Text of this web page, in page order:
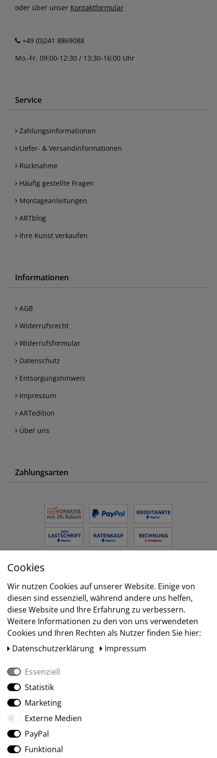
oder über unser Kontaktformular
+49 (0)241 8869088
Mo.-Fr. 09:00-12:30 / 13:30-16:00 Uhr
Service
Zahlungsinformationen
Liefer- & Versandinformationen
Rücknahme
Häufig gestellte Fragen
Montageanleitungen
ARTblog
Ihre Kunst verkaufen
Informationen
AGB
Widerrufsrecht
Widerrufsformular
Datenschutz
Entsorgungshinweis
Impressum
ARTedition
Über uns
Zahlungsarten
Versand
Social Media
Cookies
Wir nutzen Cookies auf unserer Website. Einige von
diesen sind essenziell, während andere uns helfen,
diese Website und Ihre Erfahrung zu verbessern.
Weitere Informationen zu den von uns verwendeten
Cookies und Ihren Rechten als Nutzer finden Sie hier:
Daten­schutz­erklärung
Impressum
Essenziell
Statistik
Marketing
Externe Medien
PayPal
Funktional